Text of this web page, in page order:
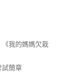
《我的媽媽欠栽
試簡章